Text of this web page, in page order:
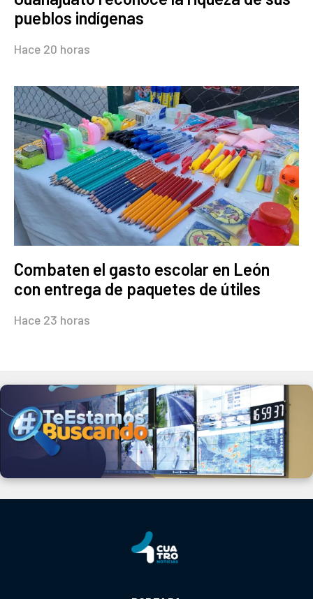
pueblos indígenas
Hace 20 horas
Combaten el gasto escolar en León
con entrega de paquetes de útiles
Hace 23 horas